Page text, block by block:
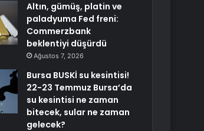
Altın, gümüş, platin ve
paladyuma Fed freni:
Commerzbank
beklentiyi düşürdü
Ağustos 7, 2026
Bursa BUSKİ su kesintisi!
22-23 Temmuz Bursa’da
su kesintisi ne zaman
bitecek, sular ne zaman
gelecek?